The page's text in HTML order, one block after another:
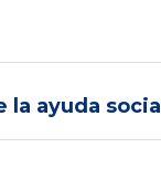
ayuda social